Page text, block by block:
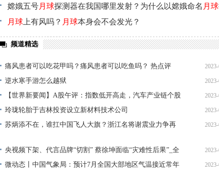
嫦娥五号月球探测器在我国哪里发射？为什么以嫦娥命名 月球
月球 上有风吗？ 月球本身会不会发光？
频道精选
痛风患者可以吃花甲吗？痛风患者可以吃鱼吗？ 热点评
逆水寒手游怎么越狱
【世界新要闻】A股午评：指数低开高走，汽车产业链个股
集体大涨
玲珑轮胎于吉林投资设立新材料技术公司
苏炳添不在，谁扛中国飞人大旗？浙江名将谢震业力争再
央视频下架、代言品牌“切割” 蔡徐坤面临“灾难性后果”_全
球微动态
微动态丨中国气象局：预计7月全国大部地区气温接近常年